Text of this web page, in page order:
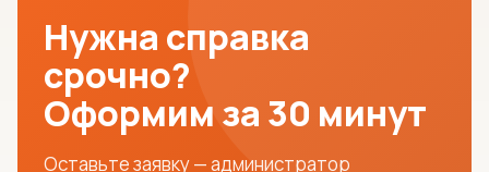
Нужна справка
срочно?
Оформим за 30 минут
Оставьте заявку — администратор